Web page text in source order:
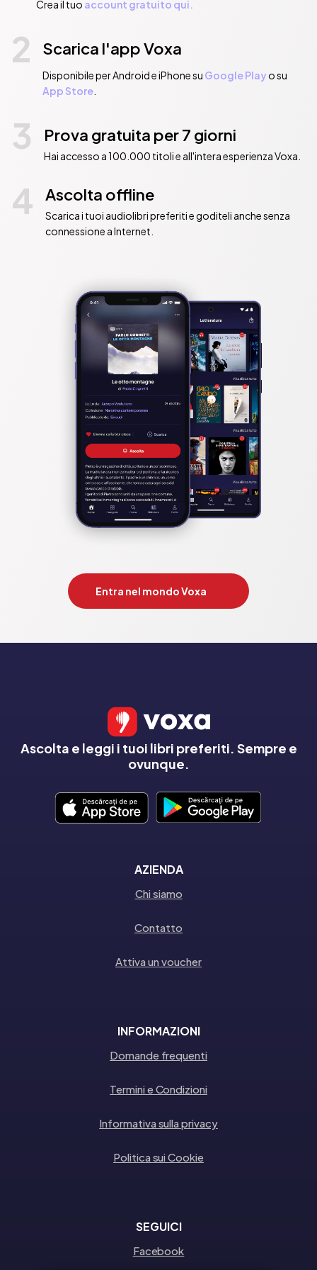
Crea il tuo account gratuito qui.
2 Scarica l'app Voxa
Disponibile per Android e iPhone su Google Playo su
App Store.
3 Prova gratuita per 7 giorni
Hai accesso a 100.000 titoli e all'intera esperienza Voxa.
4 Ascolta offline
Scarica i tuoi audiolibri preferiti e goditeli anche senza
connessione a Internet.
Entra nel mondo Voxa
Ascolta e leggi i tuoi libri preferiti. Sempre e
ovunque.
AZIENDA
Chi siamo
Contatto
Attiva un voucher
INFORMAZIONI
Domande frequenti
Termini e Condizioni
Informativa sulla privacy
Politica sui Cookie
SEGUICI
Facebook